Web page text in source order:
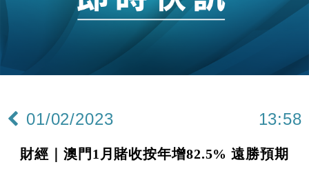
15:47
財經｜恒隆10月換帥 玩具「反」斗城亞洲CEO蔡德
財經｜韓股反覆波動收跌 連挫7周創逾3年最長跌勢
12:44
財經｜日本春季三度入市撐日圓 4月單日斥6.28萬億
11:12
國際｜特朗普料美伊戰事快結束 承認部分彈藥庫存緊
01/02/2023 13:58
財經｜澳門1月賭收按年增82.5% 遠勝預期